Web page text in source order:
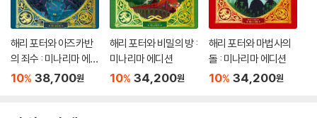
해리 포터와 아즈카반
의 죄수 : 미나리마 에디
션
10% 38,700원
해리 포터와 비밀의 방 :
미나리마 에디션
10% 34,200원
해리 포터와 마법사의
돌 : 미나리마 에디션
10% 34,200원